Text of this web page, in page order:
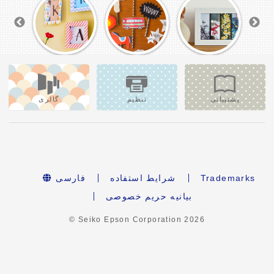
گالری تنظیم پشتیبانی
فارسی شرایط استفاده
Trademarks
بیانیه حریم خصوصی
© Seiko Epson Corporation 2026